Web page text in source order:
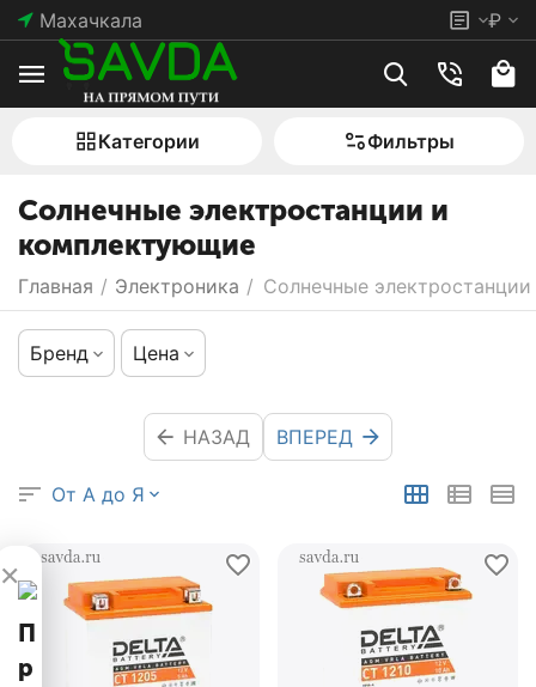
Махачкала ₽
Категории Фильтры
Солнечные электростанции и
комплектующие
Главная / Электроника / Солнечные
Бренд Цена
НАЗАД ВПЕРЕД
От А до Я
×
П
р